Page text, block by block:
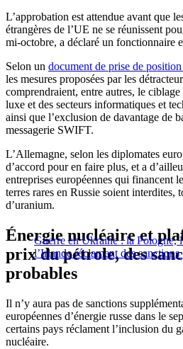
L’approbation est attendue avant que
étrangères de l’UE ne se réunissent
mi-octobre, a déclaré un fonctionnaire
Selon un document de prise de
les mesures proposées par les
comprendraient, entre autres, le
luxe et des secteurs informatiques et
ainsi que l’exclusion de davantage de
messagerie SWIFT.
L’Allemagne, selon les diplomates
d’accord pour en faire plus, et a
entreprises européennes qui financent
terres rares en Russie soient interdites,
d’uranium.
Guerre en Ukraine : la Pologne,
l’Irlande réclament des sanctions
Énergie nucléaire et
prix du pétrole, des
probables
Il n’y aura pas de sanctions
européennes d’énergie russe dans le
certains pays réclament l’inclusion du
nucléaire.